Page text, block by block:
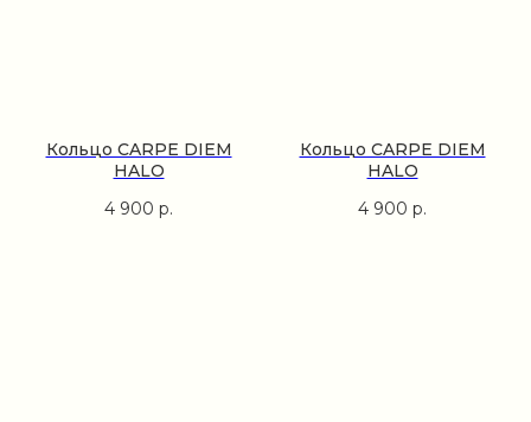
Кольцо CARPE DIEM
HALO
4 900 р.
Кольцо CARPE DIEM
HALO
4 900 р.